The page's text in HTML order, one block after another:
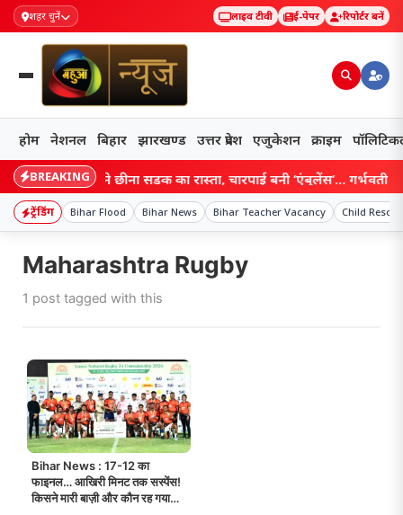
शहर चुनें लाइव टीवी ई-पेपर रिपोर्टर बनें
होम नेशनल बिहार झारखण्ड उत्तर प्रदेश एजुकेशन क्राइम
BREAKING
Bihar: बाढ़ ने छीना सड़क का रास्ता, चारपाई बनी ‘एंबुलेंस’… गर्भवती
ट्रेंडिंग Bihar Flood Bihar News Bihar Teacher Vacancy Child Rescue
Maharashtra Rugby
1 post tagged with this
Bihar News : 17-12 का
फाइनल… आखिरी मिनट तक सस्पेंस!
किसने मारी बाज़ी और कौन रह गया